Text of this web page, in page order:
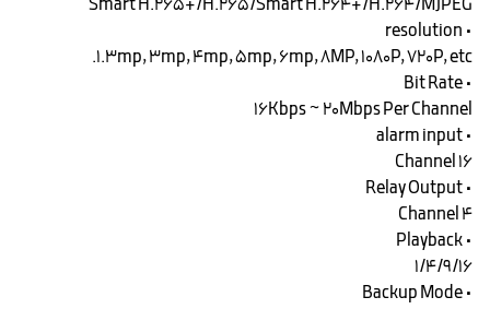
Smart H.265+/H.265/Smart H.264+/H.264/MJPEG
• resolution
1.3mp, 3mp, 4mp, 5mp, 6mp, 8MP, 1080P, 720P, etc.
• Bit Rate
16Kbps ~ 20Mbps Per Channel
• alarm input
16 Channel
• Relay Output
4 Channel
• Playback
1/4/9/16
• Backup Mode